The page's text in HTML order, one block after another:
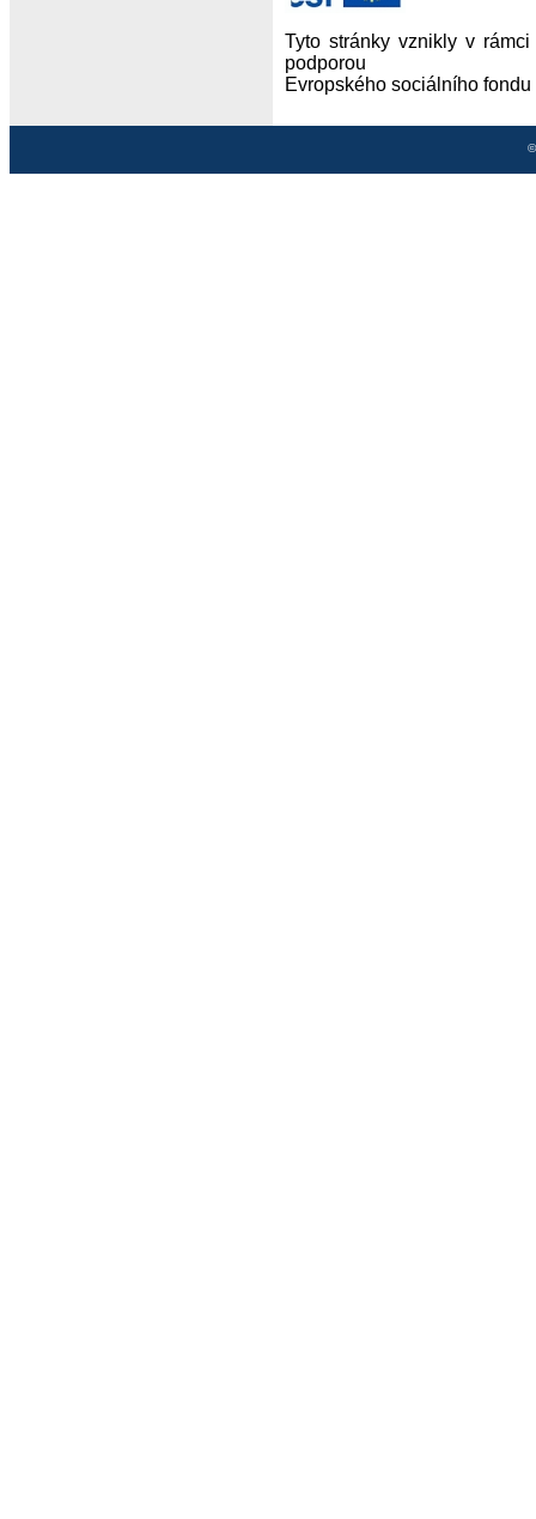
Tyto stránky vznikly v
podporou
Evropského sociálního